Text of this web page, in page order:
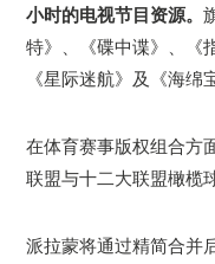
小时的电视节目资源。
特》、《碟中谍》、《
《星际迷航》及《海绵
在体育赛事版权组合方
联盟与十二大联盟橄榄
派拉蒙将通过精简合并